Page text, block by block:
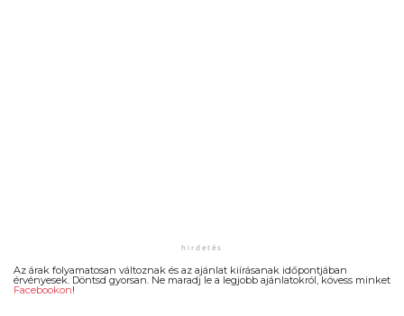
Az árak folyamatosan változnak és az ajánlat kiírásanak időpontjában
érvényesek. Döntsd gyorsan. Ne maradj le a legjobb ajánlatokról, kövess minket
Facebookon!